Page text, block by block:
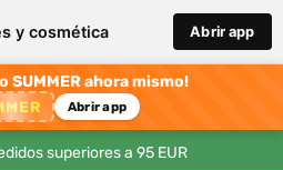
y cosmética Abrir app
SUMMER ahora mismo!
Abrir app
superiores a 95 EUR